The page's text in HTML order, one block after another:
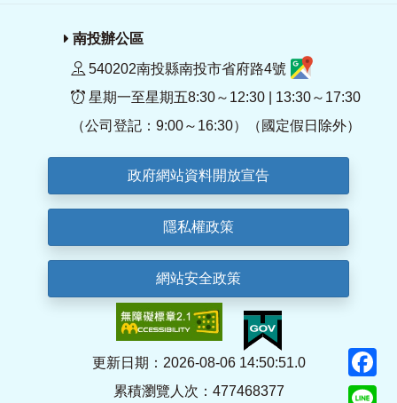
南投辦公區
540202南投縣南投市省府路4號
星期一至星期五8:30～12:30 | 13:30～17:30
（公司登記：9:00～16:30）（國定假日除外）
政府網站資料開放宣告
隱私權政策
網站安全政策
更新日期：2026-08-06 14:50:51.0
累積瀏覽人次：477468377